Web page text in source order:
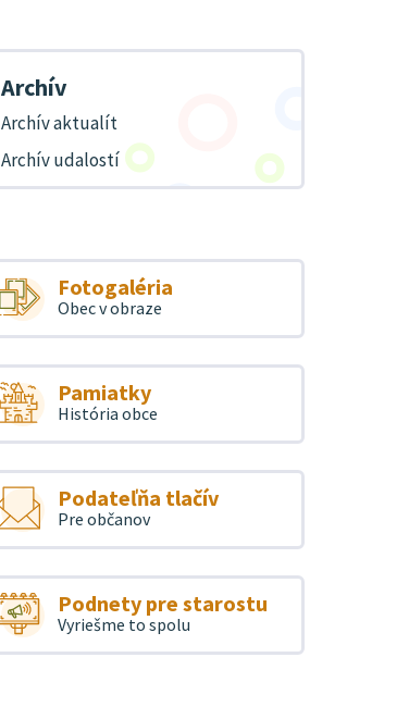
Archív
Archív aktualít
Archív udalostí
Fotogaléria
Obec v obraze
Pamiatky
História obce
Podateľňa tlačív
Pre občanov
Podnety pre starostu
Vyriešme to spolu